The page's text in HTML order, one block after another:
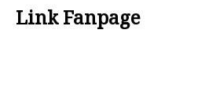
Link Fanpage